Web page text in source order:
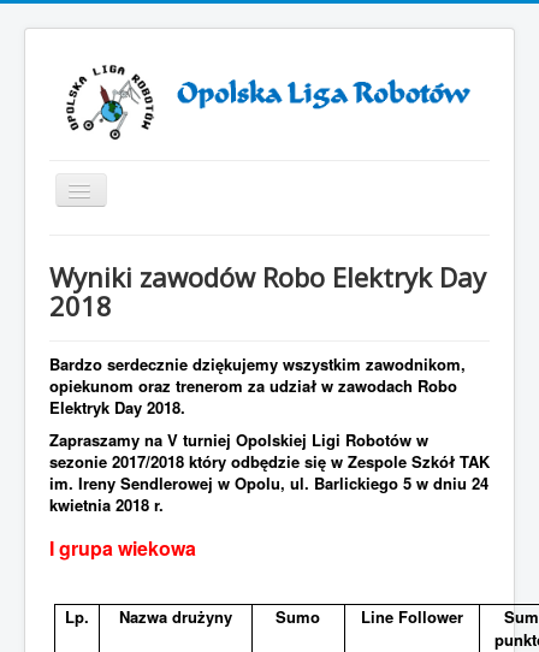
Toggle
Navigation
ZAWODY ROBOTÓW 2025
Otwarcie VII sezonu Opolskiej Ligi Robotów
Sezon 2019/2021
Sezon 2018/2019
Sezon 2017/2018
Sezon 2014/2015
Wyniki zawodów Robo Elektryk Day
2018
Bardzo serdecznie dziękujemy wszystkim zawodnikom,
opiekunom oraz trenerom za udział w zawodach Robo
Elektryk Day 2018.
Zapraszamy na V turniej Opolskiej Ligi Robotów w
sezonie 2017/2018 który odbędzie się w Zespole Szkół TAK
im. Ireny Sendlerowej w Opolu, ul. Barlickiego 5 w dniu 24
kwietnia 2018 r.
I grupa wiekowa
Lp. Nazwa drużyny Sumo Line Follower